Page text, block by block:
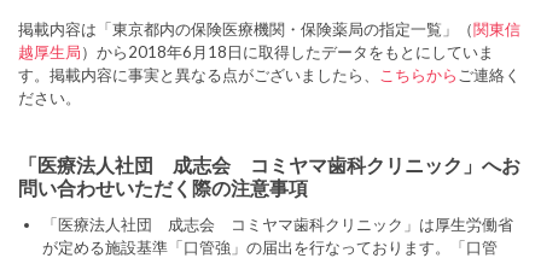
掲載内容は「東京都内の保険医療機関・保険薬局の指定一覧」（関東信
越厚生局）から2018年6月18日に取得したデータをもとにしていま
す。掲載内容に事実と異なる点がございましたら、
こちらから ご連絡く
ださい。
「医療法人社団 成志会 コミヤマ歯科クリニック」へお
問い合わせいただく際の注意事項
「医療法人社団 成志会 コミヤマ歯科クリニック」は厚生労働省
が定める施設基準「口管強」の届出を行なっております。「口管